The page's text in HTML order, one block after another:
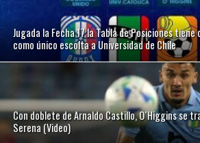
Jugada la Fecha 17 la Tabla de Posiciones tiene
como único escolta a Universidad de Chile
Con doblete de Arnaldo Castillo, O´Higgins se
Serena (Video)